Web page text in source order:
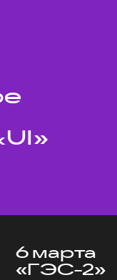
6 марта
«ГЭС-2»